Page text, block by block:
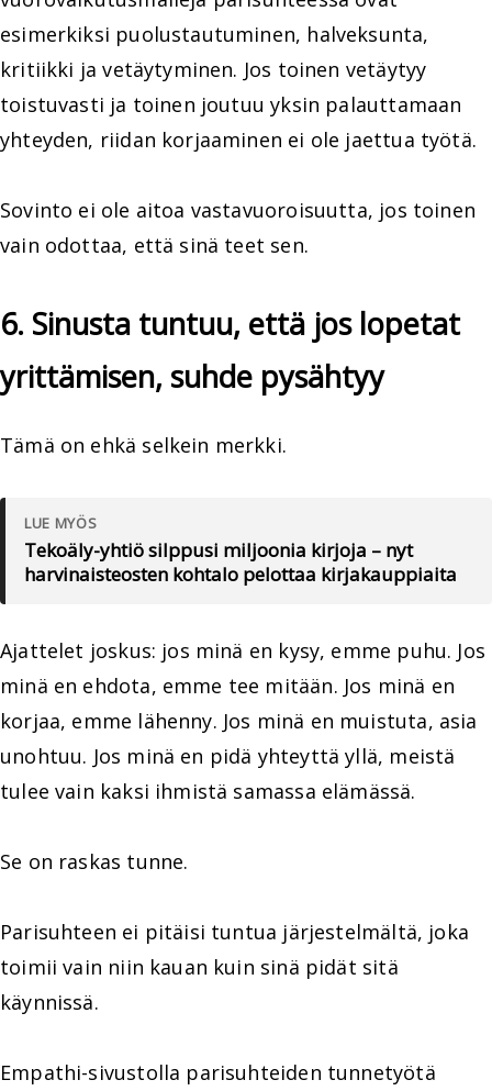
esimerkiksi puolustautuminen, halveksunta,
kritiikki ja vetäytyminen. Jos toinen vetäytyy
toistuvasti ja toinen joutuu yksin palauttamaan
yhteyden, riidan korjaaminen ei ole jaettua työtä.
Sovinto ei ole aitoa vastavuoroisuutta, jos toinen
vain odottaa, että sinä teet sen.
6. Sinusta tuntuu, että jos lopetat
yrittämisen, suhde pysähtyy
Tämä on ehkä selkein merkki.
LUE MYÖS
Tekoäly-yhtiö silppusi miljoonia kirjoja – nyt
harvinaisteosten kohtalo pelottaa kirjakauppiaita
Ajattelet joskus: jos minä en kysy, emme puhu. Jos
minä en ehdota, emme tee mitään. Jos minä en
korjaa, emme lähenny. Jos minä en muistuta, asia
unohtuu. Jos minä en pidä yhteyttä yllä, meistä
tulee vain kaksi ihmistä samassa elämässä.
Se on raskas tunne.
Parisuhteen ei pitäisi tuntua järjestelmältä, joka
toimii vain niin kauan kuin sinä pidät sitä
käynnissä.
Empathi-sivustolla parisuhteiden tunnetyötä